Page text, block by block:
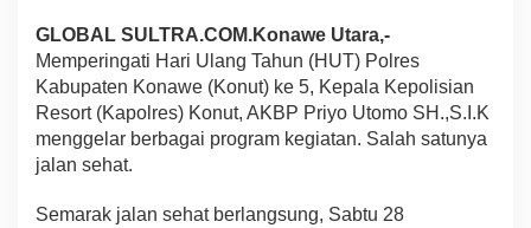
o
u
t
k
e
a
GLOBAL SULTRA.COM.Konawe Utara,-
Memperingati Hari Ulang Tahun (HUT) Polres
Kabupaten Konawe (Konut) ke 5, Kepala Kepolisian
Resort (Kapolres) Konut, AKBP Priyo Utomo SH.,S.I.K
menggelar berbagai program kegiatan. Salah satunya
jalan sehat.
Semarak jalan sehat berlangsung, Sabtu 28